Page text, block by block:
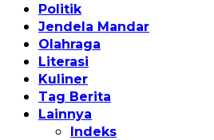
Politik
Jendela Mandar
Olahraga
Literasi
Kuliner
Tag Berita
Lainnya
Indeks